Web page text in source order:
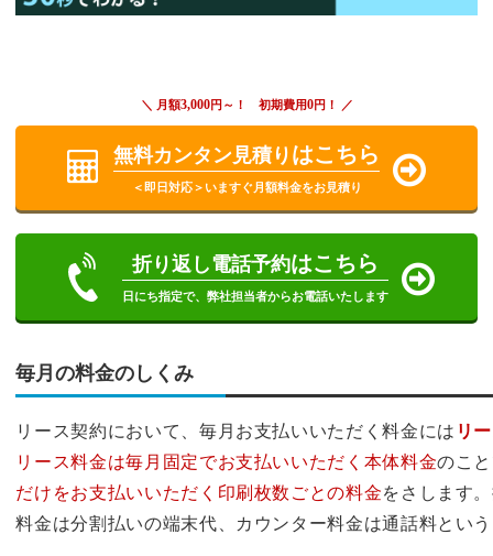
＼ 月額3,000円～！ 初期費用0円！ ／
無料カンタン見積り はこちら
＜即日対応＞いますぐ月額料金をお見積り
折り返し電話予約はこちら
日にち指定で、弊社担当者からお電話いたします
毎月の料金のしくみ
リース契約において、毎月お支払いいただく料金には リ
リース料金は毎月固定でお支払いいただく本体料金のこ
だけをお支払いいただく印刷枚数ごとの料金をさします
料金は分割払いの端末代、カウンター料金は通話料とい